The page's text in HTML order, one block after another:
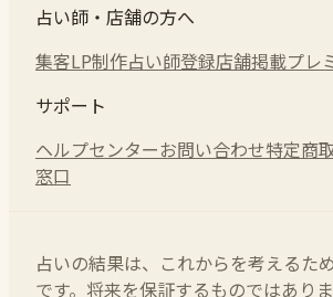
占い師・店舗の方へ
集客LP制作占い師登録店舗掲載プレ
サポート
ヘルプセンターお問い合わせ特定商
窓口
占いの結果は、これからを考えるた
です。将来を保証するものではありま